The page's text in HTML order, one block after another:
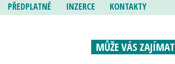
PŘEDPLATNÉ INZERCE KONTAKTY
MŮŽE VÁS ZAJÍMAT